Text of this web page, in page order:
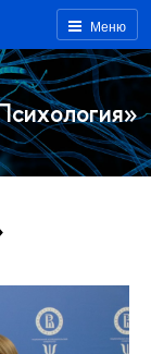
Меню